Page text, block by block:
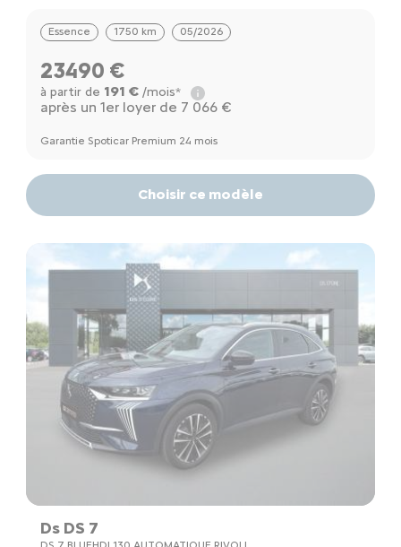
Essence 1750 km 05/2026
23490 €
à partir de 191 €/mois*
après un 1er loyer de 7 066 €
Garantie Spoticar Premium 24 mois
Choisir ce modèle
Ds DS 7